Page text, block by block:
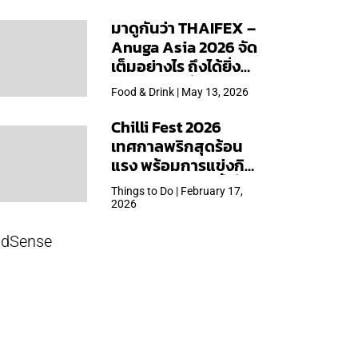
มาดูกันว่า THAIFEX –
Anuga Asia 2026 จัด
เต็มอย่างไร ถึงได้ยิ่ง
ใหญ่สุดเท่าที่เคยจัดมา
Food & Drink | May 13, 2026
Chilli Fest 2026
เทศกาลพริกสุดร้อน
แรง พร้อมการแข่งกิน
พริก จัด 28 มี.ค.นี้ ที่โรง
แรมคิมป์ตัน มาลัยฯ
Things to Do | February 17,
2026